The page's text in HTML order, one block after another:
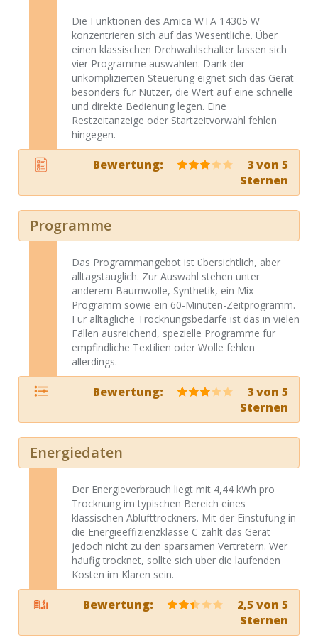
Die Funktionen des Amica WTA 14305 W
konzentrieren sich auf das Wesentliche. Über
einen klassischen Drehwahlschalter lassen sich
vier Programme auswählen. Dank der
unkomplizierten Steuerung eignet sich das Gerät
besonders für Nutzer, die Wert auf eine schnelle
und direkte Bedienung legen. Eine
Restzeitanzeige oder Startzeitvorwahl fehlen
hingegen.
Bewertung:
3 von 5
Sternen
Programme
Das Programmangebot ist übersichtlich, aber
alltagstauglich. Zur Auswahl stehen unter
anderem Baumwolle, Synthetik, ein Mix-
Programm sowie ein 60-Minuten-Zeitprogramm.
Für alltägliche Trocknungsbedarfe ist das in vielen
Fällen ausreichend, spezielle Programme für
empfindliche Textilien oder Wolle fehlen
allerdings.
Bewertung:
3 von 5
Sternen
Energiedaten
Der Energieverbrauch liegt mit 4,44 kWh pro
Trocknung im typischen Bereich eines
klassischen Ablufttrockners. Mit der Einstufung in
die Energieeffizienzklasse C zählt das Gerät
jedoch nicht zu den sparsamen Vertretern. Wer
häufig trocknet, sollte sich über die laufenden
Kosten im Klaren sein.
Bewertung:
2,5 von 5
Sternen